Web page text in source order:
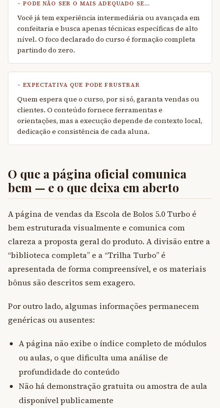
– PODE NÃO SER O MAIS ADEQUADO SE…
Você já tem experiência intermediária ou avançada em
confeitaria e busca apenas técnicas específicas de alto
nível. O foco declarado do curso é formação completa
partindo do zero.
– EXPECTATIVA QUE PODE FRUSTRAR
Quem espera que o curso, por si só, garanta vendas ou
clientes. O conteúdo fornece ferramentas e
orientações, mas a execução depende de contexto local,
dedicação e consistência de cada aluna.
O que a página oficial comunica
bem — e o que deixa em aberto
A página de vendas da Escola de Bolos 5.0 Turbo é
bem estruturada visualmente e comunica com
clareza a proposta geral do produto. A divisão entre a
“biblioteca completa” e a “Trilha Turbo” é
apresentada de forma compreensível, e os materiais
bônus são descritos sem exagero.
Por outro lado, algumas informações permanecem
genéricas ou ausentes:
A página não exibe o índice completo de módulos
ou aulas, o que dificulta uma análise de
profundidade do conteúdo
Não há demonstração gratuita ou amostra de aula
disponível publicamente